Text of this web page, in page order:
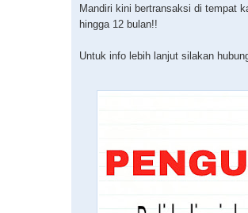
Mandiri kini bertransaksi di tempat
hingga 12 bulan!!
Untuk info lebih lanjut silakan